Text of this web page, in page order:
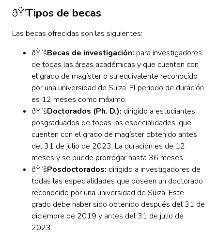
ðŸ‘Tipos de becas
Las becas ofrecidas son las siguientes:
ðŸ“šBecas de investigación: para investigadores
de todas las áreas académicas y que cuenten con
el grado de magíster o su equivalente reconocido
por una universidad de Suiza. El periodo de duración
es 12 meses como máximo.
ðŸ“šDoctorados (Ph. D.): dirigido a estudiantes
posgraduados de todas las especialidades, que
cuenten con el grado de magíster obtenido antes
del 31 de julio de 2023. La duración es de 12
meses y se puede prorrogar hasta 36 meses.
ðŸ“šPosdoctorados: dirigido a investigadores de
todas las especialidades que poseen un doctorado
reconocido por una universidad de Suiza. Este
grado debe haber sido obtenido después del 31 de
diciembre de 2019 y antes del 31 de julio de
2023.